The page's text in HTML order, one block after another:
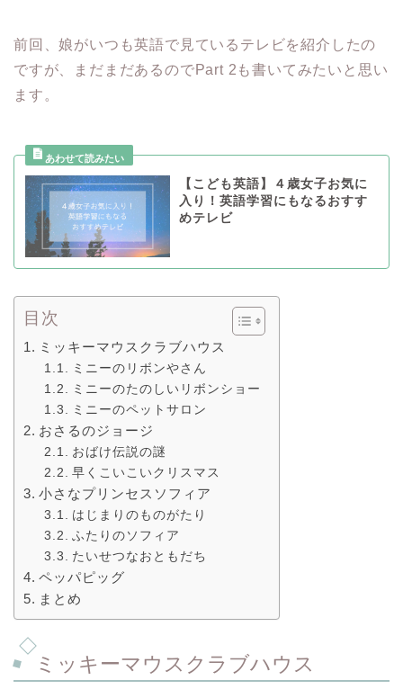
前回、娘がいつも英語で見ているテレビを紹介したの
ですが、まだまだあるのでPart 2も書いてみたいと思い
ます。
【こども英語】４歳女子お気に
入り！英語学習にもなるおすす
めテレビ
目次
ミッキーマウスクラブハウス
ミニーのリボンやさん
ミニーのたのしいリボンショー
ミニーのペットサロン
おさるのジョージ
おばけ伝説の謎
早くこいこいクリスマス
小さなプリンセスソフィア
はじまりのものがたり
ふたりのソフィア
たいせつなおともだち
ペッパピッグ
まとめ
ミッキーマウスクラブハウス